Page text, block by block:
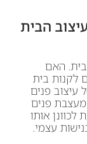
הבית
האם
לקנות בית
פנים
מעצבת פנים
אותו
עצמי.